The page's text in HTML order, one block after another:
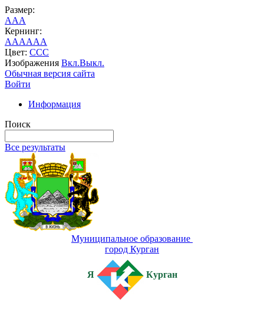
Размер:
AAA
Кернинг:
AAAAAA
Цвет: CCC
Изображения Вкл.Выкл.
Обычная версия сайта
Войти
Информация
Поиск
Все результаты
Муниципальное образование
город Курган
Я Курган